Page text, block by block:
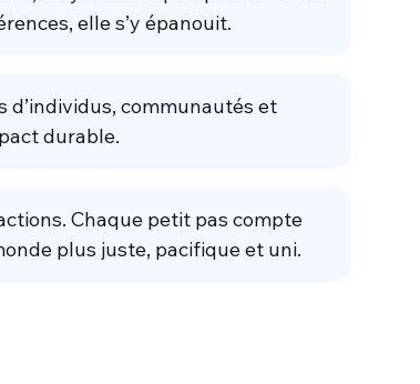
elle s’y épanouit.
d’individus, communautés et
durable.
Chaque petit pas compte
plus juste, pacifique et uni.